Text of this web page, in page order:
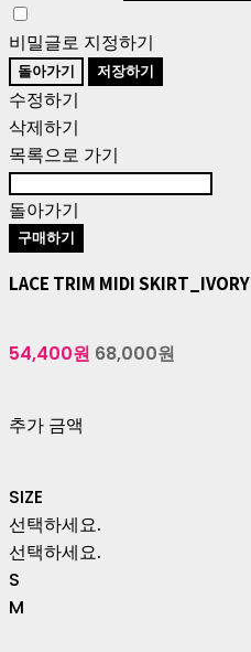
비밀글로 지정하기
돌아가기 저장하기
수정하기
삭제하기
목록으로 가기
돌아가기
구매하기
LACE TRIM MIDI SKIRT_IVORY
54,400원 68,000원
추가 금액
SIZE
선택하세요.
선택하세요.
S
M